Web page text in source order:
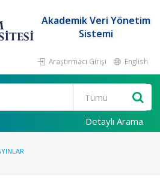
Akademik Veri Yönetim
Sistemi
Araştırmacı Girişi English
Detaylı Arama